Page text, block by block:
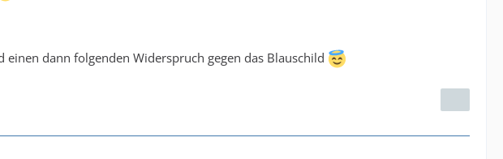
einen dann folgenden Widerspruch gegen das Blauschild